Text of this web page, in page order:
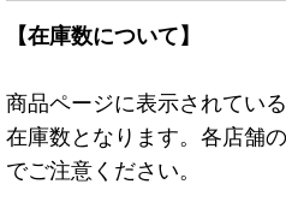
【在庫数について】
商品ページに表示されてい
在庫数となります。各店舗
でご注意ください。